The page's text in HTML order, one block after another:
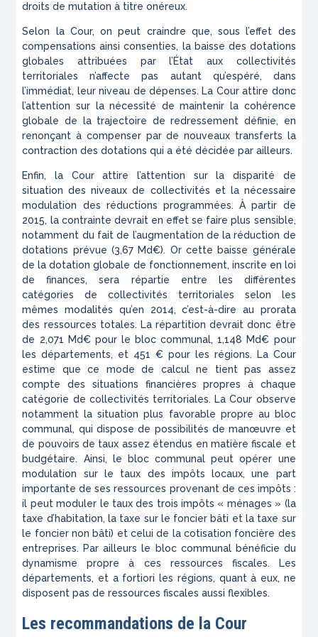
droits de mutation à titre onéreux.
Selon la Cour, on peut craindre que, sous l’effet des
compensations ainsi consenties, la baisse des dotations
globales attribuées par l’État aux collectivités
territoriales n’affecte pas autant qu’espéré, dans
l’immédiat, leur niveau de dépenses. La Cour attire donc
l’attention sur la nécessité de maintenir la cohérence
globale de la trajectoire de redressement définie, en
renonçant à compenser par de nouveaux transferts la
contraction des dotations qui a été décidée par ailleurs.
Enfin, la Cour attire l’attention sur la disparité de
situation des niveaux de collectivités et la nécessaire
modulation des réductions programmées. À partir de
2015, la contrainte devrait en effet se faire plus sensible,
notamment du fait de l’augmentation de la réduction de
dotations prévue (3,67 Md€). Or cette baisse générale
de la dotation globale de fonctionnement, inscrite en loi
de finances, sera répartie entre les différentes
catégories de collectivités territoriales selon les
mêmes modalités qu’en 2014, c’est-à-dire au prorata
des ressources totales. La répartition devrait donc être
de 2,071 Md€ pour le bloc communal, 1,148 Md€ pour
les départements, et 451 € pour les régions. La Cour
estime que ce mode de calcul ne tient pas assez
compte des situations financières propres à chaque
catégorie de collectivités territoriales. La Cour observe
notamment la situation plus favorable propre au bloc
communal, qui dispose de possibilités de manœuvre et
de pouvoirs de taux assez étendus en matière fiscale et
budgétaire. Ainsi, le bloc communal peut opérer une
modulation sur le taux des impôts locaux, une part
importante de ses ressources provenant de ces impôts :
il peut moduler le taux des trois impôts « ménages » (la
taxe d’habitation, la taxe sur le foncier bâti et la taxe sur
le foncier non bâti) et celui de la cotisation foncière des
entreprises. Par ailleurs le bloc communal bénéficie du
dynamisme propre à ces ressources fiscales. Les
départements, et a fortiori les régions, quant à eux, ne
disposent pas de ressources fiscales aussi flexibles.
Les recommandations de la Cour